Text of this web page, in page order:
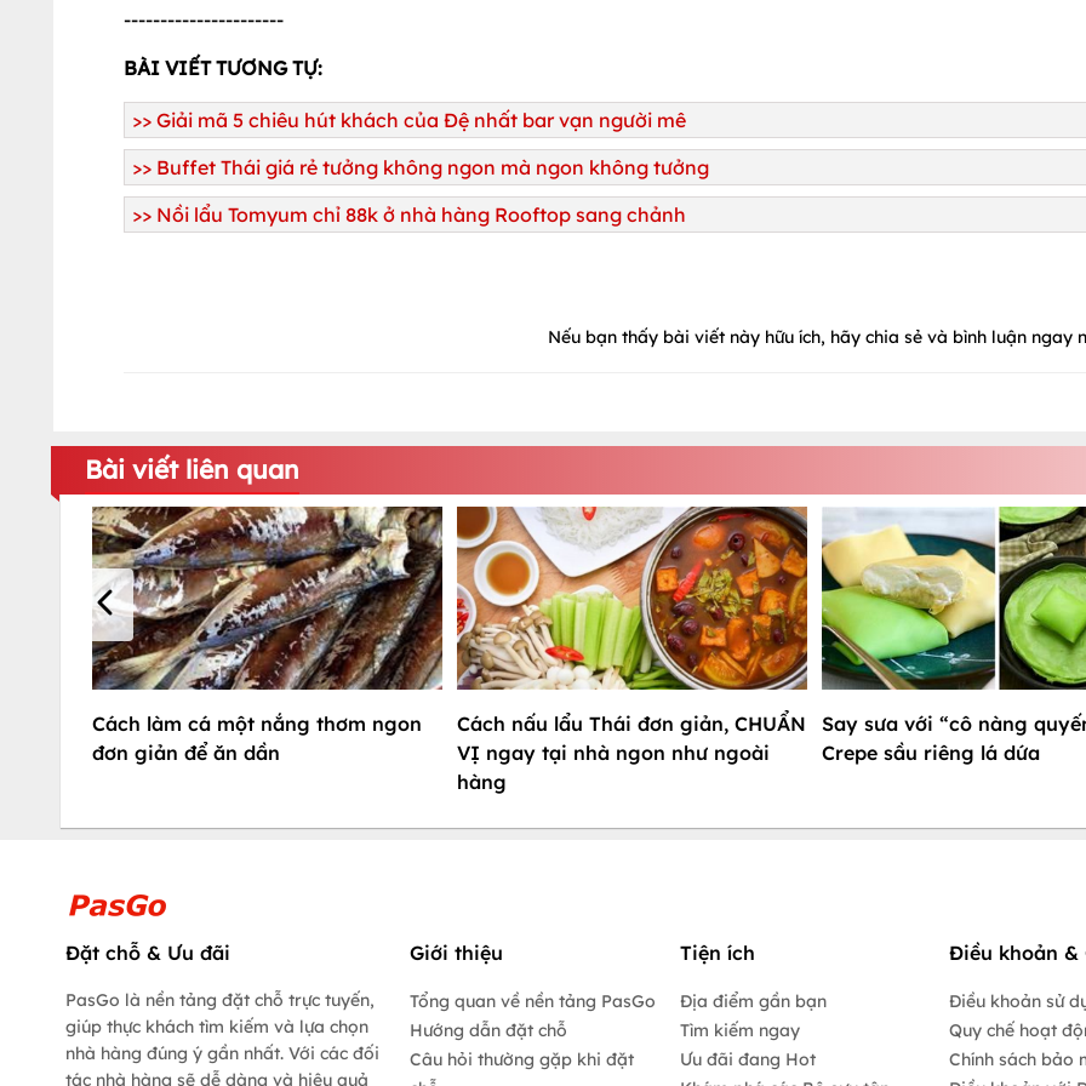
----------------------
BÀI VIẾT TƯƠNG TỰ:
>> Giải mã 5 chiêu hút khách của Đệ nhất bar vạn người mê
>> Buffet Thái giá rẻ tưởng không ngon mà ngon không tưởng
>> Nồi lẩu Tomyum chỉ 88k ở nhà hàng Rooftop sang chảnh
Nếu bạn thấy bài viết này hữu ích, hãy chia sẻ và bình luận ngay
Bài viết liên quan
Cách làm cá một nắng thơm ngon
đơn giản để ăn dần
Cách nấu lẩu Thái đơn giản, CHUẨN
VỊ ngay tại nhà ngon như ngoài
hàng
Say sưa với “cô nàng
Crepe sầu riêng lá dứa
Đặt chỗ & Ưu đãi
PasGo là nền tảng đặt chỗ trực tuyến,
giúp thực khách tìm kiếm và lựa chọn
nhà hàng đúng ý gần nhất. Với các đối
tác nhà hàng sẽ dễ dàng và hiệu quả
Giới thiệu
Tổng quan về nền tảng PasGo
Hướng dẫn đặt chỗ
Câu hỏi thường gặp khi đặt
Tiện ích
Địa điểm gần bạn
Tìm kiếm ngay
Ưu đãi đang Hot
Điều khoản &
Điều khoản sử
Quy chế hoạt
Chính sách bảo